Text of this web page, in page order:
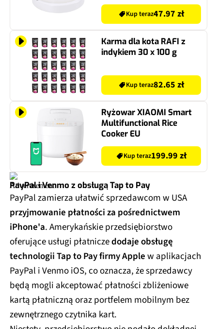
Kup teraz47.97 zł
Karma dla kota RAFI z
indykiem 30 x 100 g
Kup teraz82.65 zł
Ryżowar XIAOMI Smart
Multifunctional Rice
Cooker EU
Kup teraz199.99 zł
PayPal i Venmo z obsługą Tap to Pay
PayPal zamierza ułatwić sprzedawcom w USA
przyjmowanie płatności za pośrednictwem
iPhone'a. Amerykańskie przedsiębiorstwo
oferujące usługi płatniczedodaje obsługę
technologii Tap to Pay firmy Applew aplikacjach
PayPal i Venmo iOS, co oznacza, że sprzedawcy
będą mogli akceptować płatności zbliżeniowe
kartą płatniczną oraz portfelem mobilnym bez
zewnętrznego czytnika kart.